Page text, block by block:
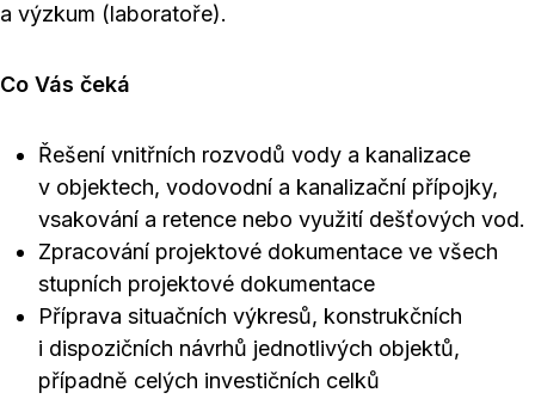
a výzkum (laboratoře).
Co Vás čeká
Řešení vnitřních rozvodů vody a kanalizace
v objektech, vodovodní a kanalizační přípojky,
vsakování a retence nebo využití dešťových vod.
Zpracování projektové dokumentace ve všech
stupních projektové dokumentace
Příprava situačních výkresů, konstrukčních
i dispozičních návrhů jednotlivých objektů,
případně celých investičních celků